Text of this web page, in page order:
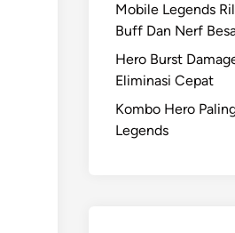
Mobile Legends
Buff Dan Nerf
Hero Burst
Eliminasi Cepat
Kombo Hero
Legends